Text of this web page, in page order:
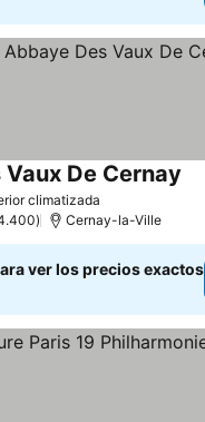
climatizada
De Cernay
Cernay-la-Ville
ver los precios exactos